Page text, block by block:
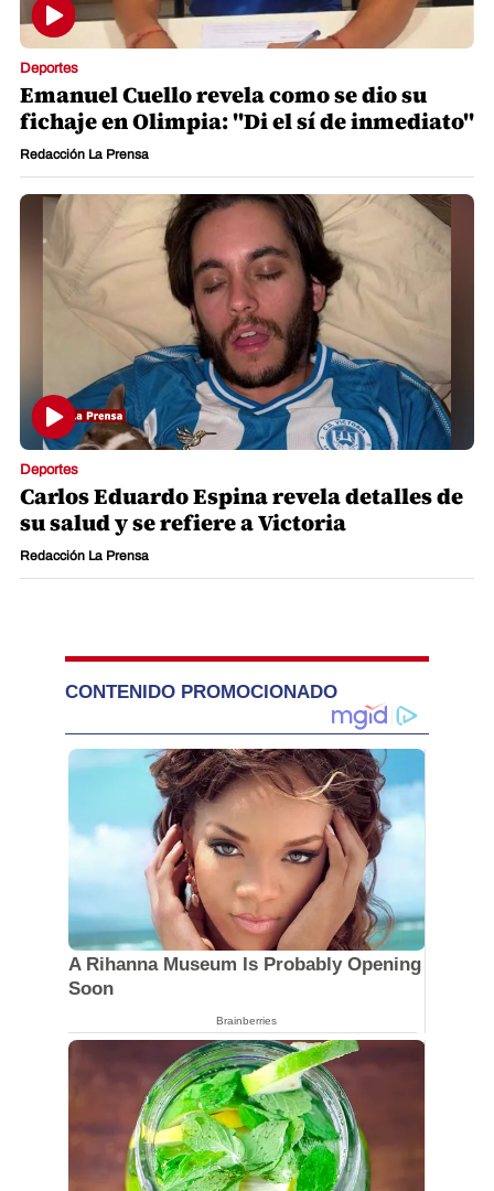
Deportes
Emanuel Cuello revela como se dio su
fichaje en Olimpia: "Di el sí de inmediato"
Redacción La Prensa
Deportes
Carlos Eduardo Espina revela detalles de
su salud y se refiere a Victoria
Redacción La Prensa
CONTENIDO PROMOCIONADO
A Rihanna Museum Is Probably Opening
Soon
Brainberries